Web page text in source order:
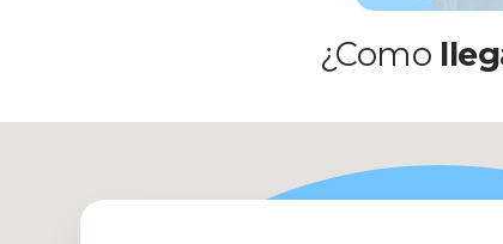
¿Como